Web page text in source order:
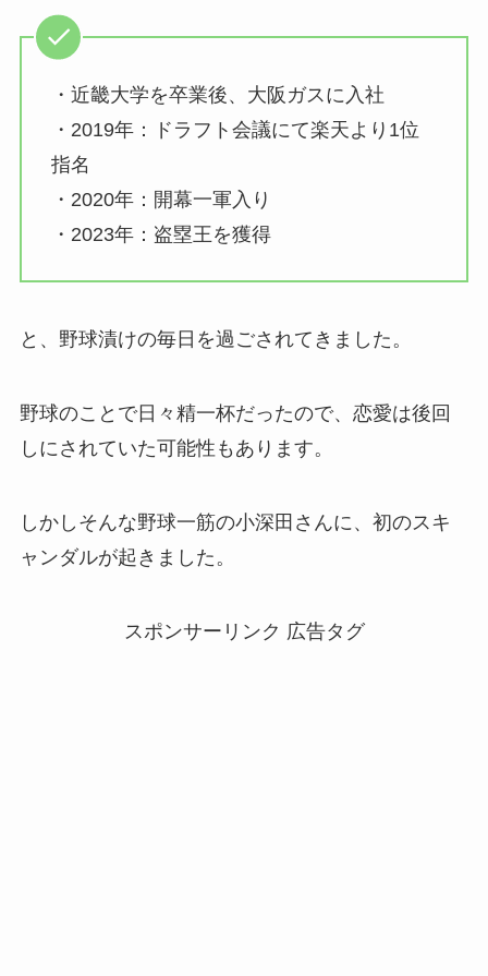
・近畿大学を卒業後、大阪ガスに入社
・2019年：ドラフト会議にて楽天より1位
指名
・2020年：開幕一軍入り
・2023年：盗塁王を獲得
と、野球漬けの毎日を過ごされてきました。
野球のことで日々精一杯だったので、恋愛は後回
しにされていた可能性もあります。
しかしそんな野球一筋の小深田さんに、初のスキ
ャンダルが起きました。
スポンサーリンク 広告タグ